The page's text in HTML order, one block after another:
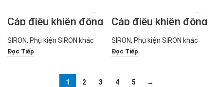
Cáp điều khiển động
cơ servo Mitsubishi
J3/ES/JE dòng
X300-7
SIRON, Phụ kiện SIRON khác
Đọc Tiếp
Cáp điều khiển động
cơ servo Mitsubishi
J3/ES/JE dòng
X300-8
SIRON, Phụ kiện SIRON khác
Đọc Tiếp
1 2 3 4 5 →